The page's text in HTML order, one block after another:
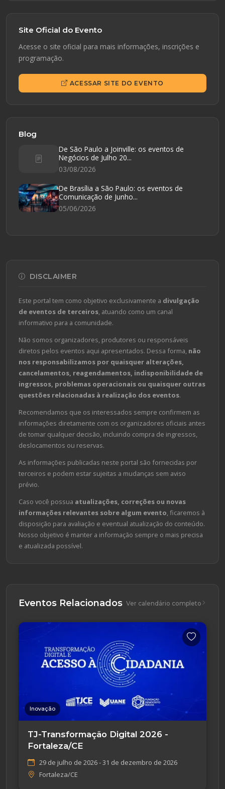
Site Oficial do Evento
Acesse o site oficial para mais informações, inscrições e
programação.
ACESSAR SITE DO EVENTO
Blog
De São Paulo a Joinville: os eventos de
Negócios de Julho 20...
03/08/2026
De Brasília a São Paulo: os eventos de
Comunicação de Junho...
05/06/2026
DISCLAIMER
Este portal tem como objetivo exclusivamente a divulgação
de eventos de terceiros , atuando como um canal
informativo para a comunidade.
Não somos organizadores, produtores ou responsáveis
diretos pelos eventos aqui apresentados. Dessa forma, não
nos responsabilizamos por quaisquer alterações,
cancelamentos, reagendamentos, indisponibilidade de
ingressos, problemas operacionais ou quaisquer outras
questões relacionadas à realização dos eventos.
Recomendamos que os interessados sempre confirmem as
informações diretamente com os organizadores oficiais antes
de tomar qualquer decisão, incluindo compra de ingressos,
deslocamentos ou reservas.
As informações publicadas neste portal são fornecidas por
terceiros e podem estar sujeitas a mudanças sem aviso
prévio.
Caso você possua atualizações, correções ou novas
informações relevantes sobre algum evento , ficaremos à
disposição para avaliação e eventual atualização do conteúdo.
Nosso objetivo é manter a informação sempre o mais precisa
e atualizada possível.
Eventos Relacionados Ver calendário completo
Inovação
TJ-Transformação Digital 2026 -
Fortaleza/CE
29 de julho de 2026 - 31 de dezembro de 2026
Fortaleza/CE